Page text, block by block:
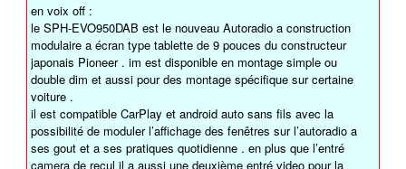
en voix off :
le SPH-EVO950DAB est le nouveau Autoradio a construction
modulaire a écran type tablette de 9 pouces du constructeur
japonais Pioneer . im est disponible en montage simple ou
double dim et aussi pour des montage spécifique sur certaine
voiture .
il est compatible CarPlay et android auto sans fils avec la
possibilité de moduler l’affichage des fenêtres sur l’autoradio a
ses gout et a ses pratiques quotidienne . en plus que l’entré
camera de recul il a aussi une deuxième entré video pour la